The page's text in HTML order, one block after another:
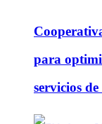
para
servicios